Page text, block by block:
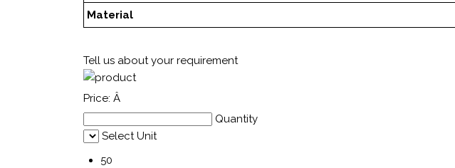
Material
Tell us about your requirement
Price: Â
Quantity
Select Unit
50